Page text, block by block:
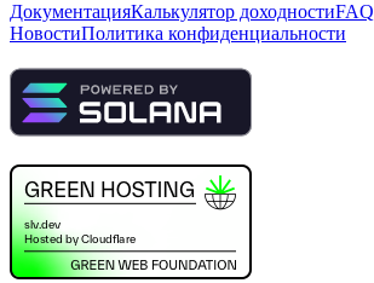
ДокументацияКалькулятор доходностиFAQ
НовостиПолитика конфиденциальности